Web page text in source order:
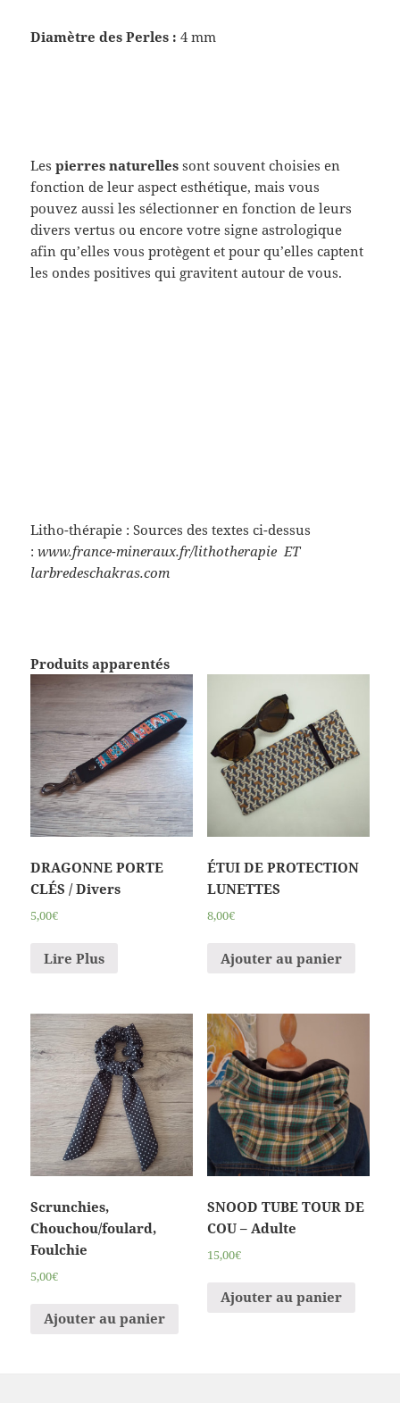
Diamètre des Perles : 4 mm
Lespierres naturelles sont souvent choisies en
fonction de leur aspect esthétique, mais vous
pouvez aussi les sélectionner en fonction de leurs
divers vertus ou encore votre signe astrologique
afin qu’elles vous protègent et pour qu’elles captent
les ondes positives qui gravitent autour de vous.
Litho-thérapie : Sources des textes ci-dessus
: www.france-mineraux.fr/lithotherapie ET
larbredeschakras.com
Produits apparentés
DRAGONNE PORTE
CLÉS / Divers
5,00€
Lire Plus
ÉTUI DE PROTECTION
LUNETTES
8,00€
Ajouter au panier
Scrunchies,
Chouchou/foulard,
Foulchie
5,00€
Ajouter au panier
SNOOD TUBE TOUR DE
COU – Adulte
15,00€
Ajouter au panier